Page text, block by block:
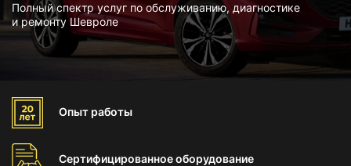
Полный спектр услуг по обслуживанию, диагностике
и ремонту Шевроле
Опыт работы
Сертифицированноеоборудование